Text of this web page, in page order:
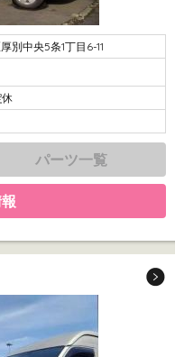
中央5条1丁目6-11
パーツ一覧